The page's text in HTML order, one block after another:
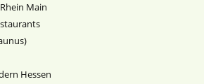
Main
Hessen